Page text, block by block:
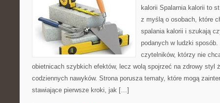
kalorii Spalarnia kalorii to
z myślą o osobach, które
spalania kalorii i szukają
podanych w ludzki sposób.
czytelników, którzy nie
obietnicach szybkich efektów, lecz wolą spojrzeć na zdrowy styl
codziennych nawyków. Strona porusza tematy, które mogą
stawiające pierwsze kroki, jak […]